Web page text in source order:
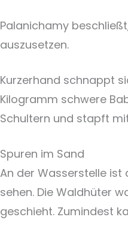
Palanichamy
auszusetzen.
Kurzerhand schnappt
Kilogramm schwere
Schultern und stapft
Spuren im Sand
An der Wasserstelle ist
sehen. Die Waldhüter
geschieht. Zumindest